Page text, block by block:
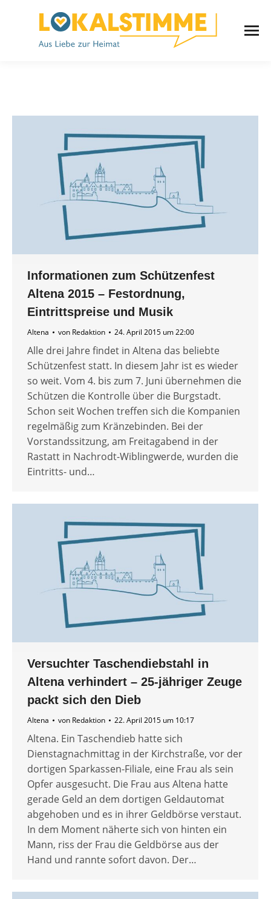
Informationen zum Schützenfest
Altena 2015 – Festordnung,
Eintrittspreise und Musik
Altena von Redaktion 24. April 2015 um 22:00
Alle drei Jahre findet in Altena das beliebte
Schützenfest statt. In diesem Jahr ist es wieder
so weit. Vom 4. bis zum 7. Juni übernehmen die
Schützen die Kontrolle über die Burgstadt.
Schon seit Wochen treffen sich die Kompanien
regelmäßig zum Kränzebinden. Bei der
Vorstandssitzung, am Freitagabend in der
Rastatt in Nachrodt-Wiblingwerde, wurden die
Eintritts- und…
Versuchter Taschendiebstahl in
Altena verhindert – 25-jähriger Zeuge
packt sich den Dieb
Altena von Redaktion 22. April 2015 um 10:17
Altena. Ein Taschendieb hatte sich
Dienstagnachmittag in der Kirchstraße, vor der
dortigen Sparkassen-Filiale, eine Frau als sein
Opfer ausgesucht. Die Frau aus Altena hatte
gerade Geld an dem dortigen Geldautomat
abgehoben und es in ihrer Geldbörse verstaut.
In dem Moment näherte sich von hinten ein
Mann, riss der Frau die Geldbörse aus der
Hand und rannte sofort davon. Der…